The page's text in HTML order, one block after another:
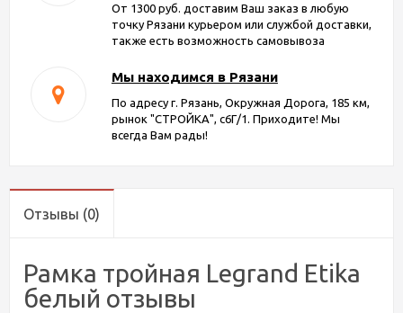
От 1300 руб. доставим Ваш заказ в любую
точку Рязани курьером или службой доставки,
также есть возможность самовывоза
Мы находимся в Рязани
По адресу г. Рязань, Окружная Дорога, 185 км,
рынок "СТРОЙКА", с6Г/1. Приходите! Мы
всегда Вам рады!
Отзывы (0)
Рамка тройная Legrand Etika
белый отзывы